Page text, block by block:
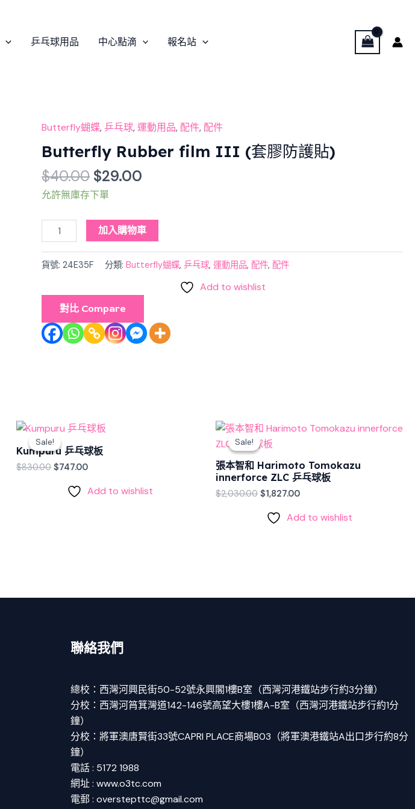
乒乓球用品 中心點滴 報名站
Butterfly蝴蝶,乒乓球,運動用品,配件,配件
Butterfly Rubber film III (套膠防護貼)
$40.00
Original
price
was:
$40.00.
$29.00
Current
price
is:
允許無庫存下單
Butterfly
Rubber
film
III
(套
防
護
貼)
數
加入購物車
貨號: 24E35F 分類:Butterfly蝴蝶,乒乓球,運動用品,配件,配件
Add to wishlist
對比 Compare
Sale!
Sale!
Kumpuru 乒乓球板
$830.00
Original
price
was:
$830.00.
$747.00
Current
price
is:
$747.00.
Add to wishlist
Sale!
Sale!
張本智和 Harimoto Tomokazu
innerforce ZLC 乒乓球板
$2,030.00
Original
price
was:
$1,827.00
Current
Add to wishlist
聯絡我們
總校：西灣河興民街50-52號永興閣1樓B室（西灣河港鐵站步行約3分鐘）
分校：西灣河筲箕灣道142-146號高望大樓1樓A-B室（西灣河港鐵站步行約1分
鐘）
分校：將軍澳唐賢街33號CAPRI PLACE商場B03（將軍澳港鐵站A出口步行約8分
鐘）
電話 : 5172 1988
網址 : www.o3tc.com
電郵 : overstepttc@gmail.com